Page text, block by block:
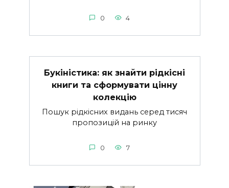
0 4
Букіністика: як знайти рідкісні
книги та сформувати цінну
колекцію
Пошук рідкісних видань серед тисяч
пропозицій на ринку
0 7